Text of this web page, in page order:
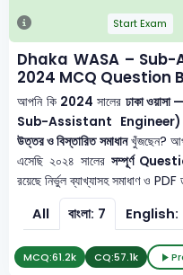
Start Exam
Dhaka WASA –
2024 MCQ Question
আপনি কি 2024 সালের ঢাকা
Sub-Assistant
উত্তর ও বিস্তারিত সমাধানখুঁজছেন?
এসেছি ২০২৪ সালেরসম্পূর্ণ
রয়েছে নির্ভুল ব্যাখ্যাসহ সমাধাণ ও PDF
All বাংলা: 7 English:
MCQ:61.2k CQ:57.1k